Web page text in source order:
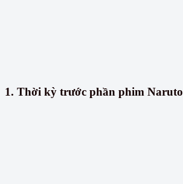
1. Thời kỳ trước phần phim Naruto